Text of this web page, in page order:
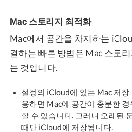
Mac 스토리지 최적화
Mac에서 공간을 차지하는
결하는 빠른 방법은 Mac 스토
는 것입니다.
설정의 iCloud에 있는 Mac 저장
용하면 Mac에 공간이 충분한
할 수 있습니다. 그러나 오래된
때만 iCloud에 저장됩니다.